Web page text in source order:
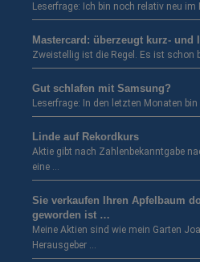
Leserfrage: Ich bin noch relativ neu
Mastercard: überzeugt kurz- und
Zweistellig ist die Regel. Es ist schon
Gut schlafen mit Samsung?
Leserfrage: In den letzten Monaten
Linde auf Rekordkurs
Aktie gibt nach Zahlenbekanntgabe
eine …
Sie verkaufen Ihren Apfelbaum
geworden ist …
Meine Aktien sind wie mein Garten
Herausgeber …